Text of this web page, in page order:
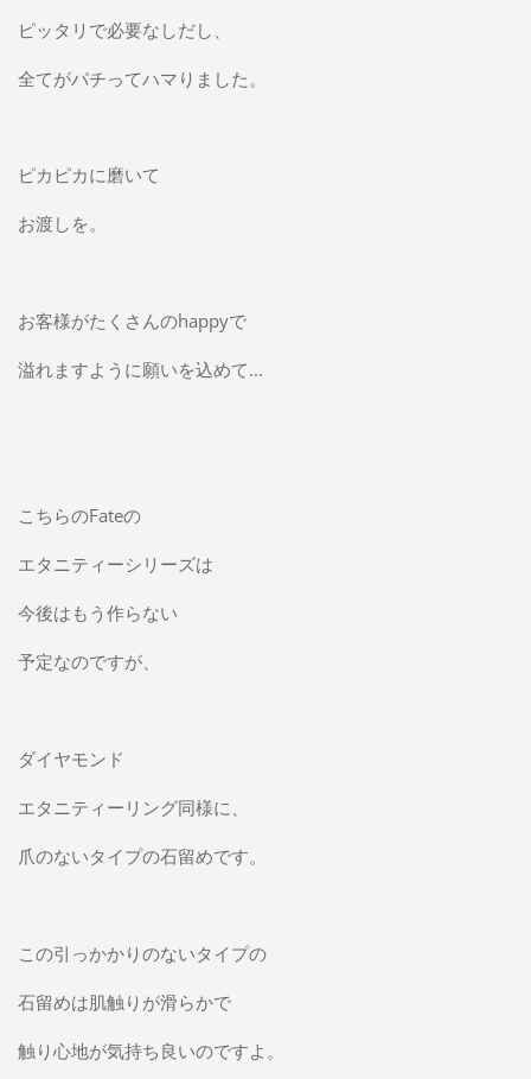
ピッタリで必要なしだし、
全てがパチってハマりました。
ピカピカに磨いて
お渡しを。
お客様がたくさんのhappyで
溢れますように願いを込めて...
こちらのFateの
エタニティーシリーズは
今後はもう作らない
予定なのですが、
ダイヤモンド
エタニティーリング同様に、
爪のないタイプの石留めです。
この引っかかりのないタイプの
石留めは肌触りが滑らかで
触り心地が気持ち良いのですよ。